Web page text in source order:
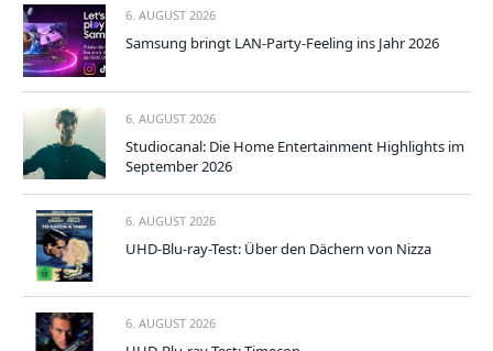
6. AUGUST 2026
Samsung bringt LAN-Party-Feeling ins Jahr 2026
6. AUGUST 2026
Studiocanal: Die Home Entertainment Highlights im
September 2026
6. AUGUST 2026
UHD-Blu-ray-Test: Über den Dächern von Nizza
6. AUGUST 2026